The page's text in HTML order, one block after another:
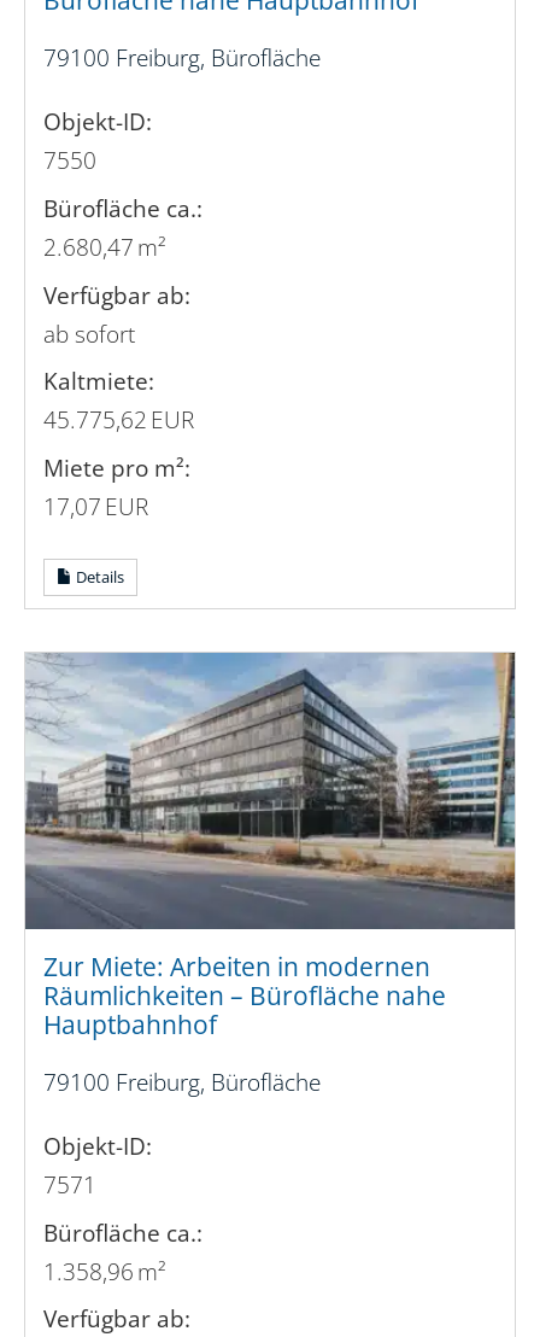
79100 Freiburg, Bürofläche
Objekt-ID:
7550
Bürofläche ca.:
2.680,47 m²
Verfügbar ab:
ab sofort
Kaltmiete:
45.775,62 EUR
Miete pro m²:
17,07 EUR
Details
Zur Miete: Arbeiten in modernen
Räumlichkeiten – Bürofläche nahe
Hauptbahnhof
79100 Freiburg, Bürofläche
Objekt-ID:
7571
Bürofläche ca.:
1.358,96 m²
Verfügbar ab: